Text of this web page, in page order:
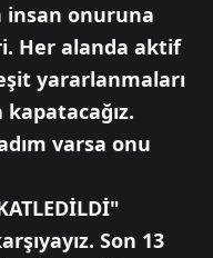
insan onuruna
Her alanda aktif
yararlanmaları
varsa onu
Son 13